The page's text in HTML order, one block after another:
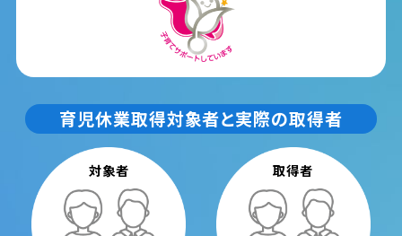
育児休業取得対象者と実際の取得者
対象者 取得者